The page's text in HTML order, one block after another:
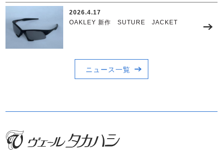
2026.4.17
OAKLEY 新作 SUTURE JACKET
ニュース一覧